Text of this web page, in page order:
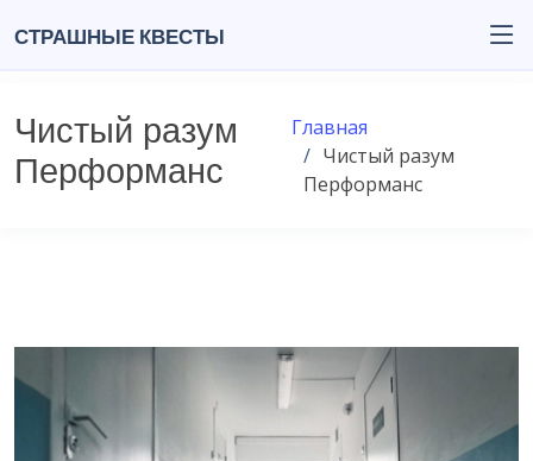
Страшные квесты
Чистый разум
Перформанс
Главная
Чистый разум
Перформанс